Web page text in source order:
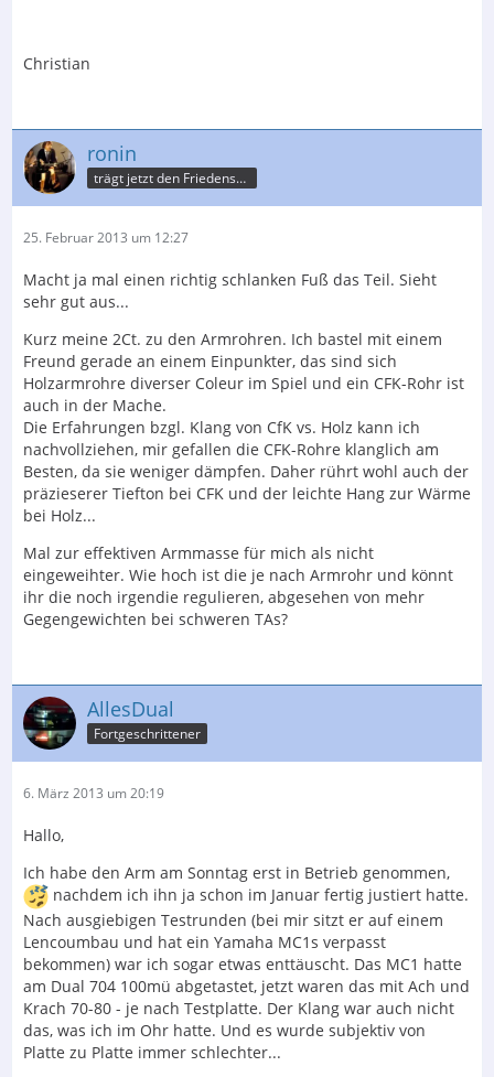
Christian
ronin
trägt jetzt den Friedensnobelpreis
25. Februar 2013 um 12:27
Macht ja mal einen richtig schlanken Fuß das Teil. Sieht
sehr gut aus...
Kurz meine 2Ct. zu den Armrohren. Ich bastel mit einem
Freund gerade an einem Einpunkter, das sind sich
Holzarmrohre diverser Coleur im Spiel und ein CFK-Rohr ist
auch in der Mache.
Die Erfahrungen bzgl. Klang von CfK vs. Holz kann ich
nachvollziehen, mir gefallen die CFK-Rohre klanglich am
Besten, da sie weniger dämpfen. Daher rührt wohl auch der
präzieserer Tiefton bei CFK und der leichte Hang zur Wärme
bei Holz...
Mal zur effektiven Armmasse für mich als nicht
eingeweihter. Wie hoch ist die je nach Armrohr und könnt
ihr die noch irgendie regulieren, abgesehen von mehr
Gegengewichten bei schweren TAs?
AllesDual
Fortgeschrittener
6. März 2013 um 20:19
Hallo,
Ich habe den Arm am Sonntag erst in Betrieb genommen,
nachdem ich ihn ja schon im Januar fertig justiert hatte.
Nach ausgiebigen Testrunden (bei mir sitzt er auf einem
Lencoumbau und hat ein Yamaha MC1s verpasst
bekommen) war ich sogar etwas enttäuscht. Das MC1 hatte
am Dual 704 100mü abgetastet, jetzt waren das mit Ach und
Krach 70-80 - je nach Testplatte. Der Klang war auch nicht
das, was ich im Ohr hatte. Und es wurde subjektiv von
Platte zu Platte immer schlechter...